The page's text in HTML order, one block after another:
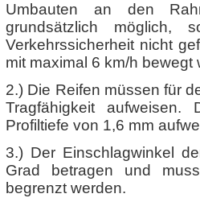
Umbauten an den
grundsätzlich
Verkehrssicherheit nicht
mit maximal 6 km/h bewegt
2.) Die Reifen müssen für
Tragfähigkeit
Profiltiefe von 1,6 mm
3.) Der Einschlagwinkel
Grad betragen und
begrenzt werden.